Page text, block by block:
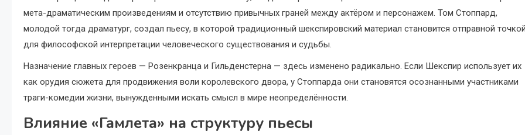
мета-драматическим произведениям и отсутствию привычных граней между актёром и персонажем. Том Стоппард,
молодой тогда драматург, создал пьесу, в которой традиционный шекспировский материал становится отправной
для философской интерпретации человеческого существования и судьбы.
Назначение главных героев — Розенкранца и Гильденстерна — здесь изменено радикально. Если Шекспир использует их
как орудия сюжета для продвижения воли королевского двора, у Стоппарда они становятся осознанными участниками
траги-комедии жизни, вынужденными искать смысл в мире неопределённости.
Влияние «Гамлета» на структуру пьесы